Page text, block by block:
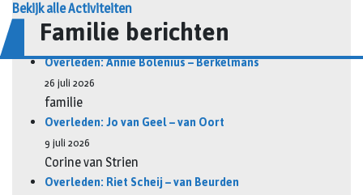
Bekijk alle Activiteiten
Familie berichten
Overleden: Annie Bolenius – Berkelmans
26 juli 2026
familie
Overleden: Jo van Geel – van Oort
9 juli 2026
Corine van Strien
Overleden: Riet Scheij – van Beurden